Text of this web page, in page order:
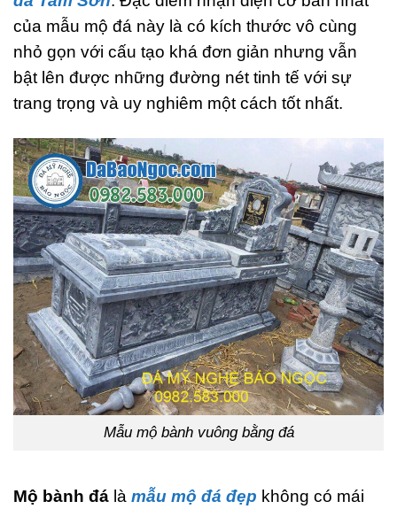
của mẫu mộ đá này là có kích thước vô cùng
nhỏ gọn với cấu tạo khá đơn giản nhưng vẫn
bật lên được những đường nét tinh tế với sự
trang trọng và uy nghiêm một cách tốt nhất.
Mẫu mộ bành vuông bằng đá
Mộ bành đá là mẫu mộ đá đẹp không có mái